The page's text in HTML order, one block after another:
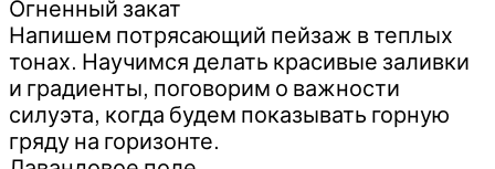
Огненный закат
Напишем потрясающий пейзаж в теплых
тонах. Научимся делать красивые заливки
и градиенты, поговорим о важности
силуэта, когда будем показывать горную
гряду на горизонте.